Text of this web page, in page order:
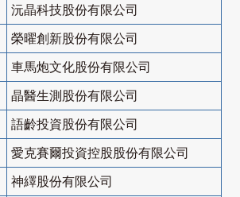
沅晶科技股份有限公司
榮曜創新股份有限公司
車馬炮文化股份有限公司
晶醫生測股份有限公司
語齡投資股份有限公司
愛克賽爾投資控股股份有限公司
神繹股份有限公司